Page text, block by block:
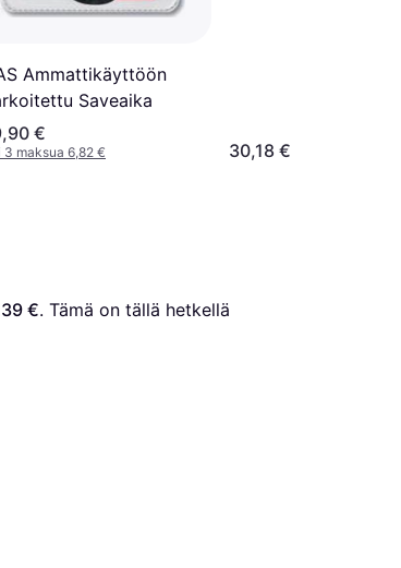
Ammattikäyttöön
Saveaika
€
3 maksua 6,82 € 30,18 €
€. Tämä on tällä hetkellä